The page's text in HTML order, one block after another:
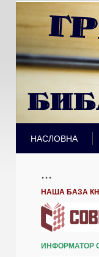
НАСЛОВНА
...
НАША БАЗА
ИНФОРМАТОР